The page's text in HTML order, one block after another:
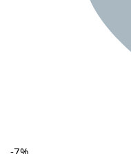
-7%